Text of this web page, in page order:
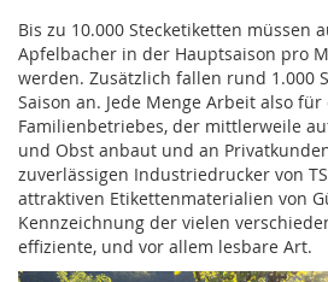
Bis zu 10.000 Stecketiketten müssen
Apfelbacher in der Hauptsaison pro
werden. Zusätzlich fallen rund 1.000
Saison an. Jede Menge Arbeit also für
Familienbetriebes, der mittlerweile
und Obst anbaut und an
zuverlässigen Industriedrucker von
attraktiven Etikettenmaterialien von
Kennzeichnung der vielen
effiziente, und vor allem lesbare Art.